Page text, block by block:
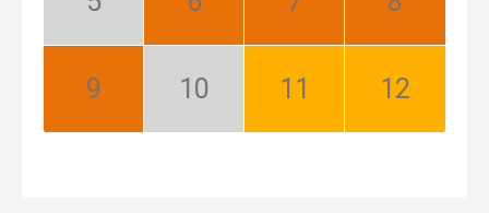
Máj:
Jún:
Júl:
August:
September:
Október:
November:
December: